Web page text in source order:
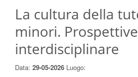
La cultura della
minori.
interdisciplinare
Data: 29-05-2026 Luogo: